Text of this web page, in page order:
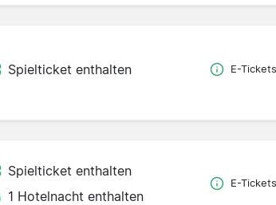
Spielticket enthalten E-Tickets
Spielticket enthalten
1 Hotelnacht enthalten
E-Tickets